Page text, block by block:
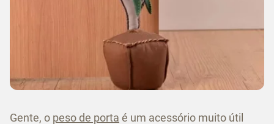
Gente, o peso de porta é um acessório muito útil